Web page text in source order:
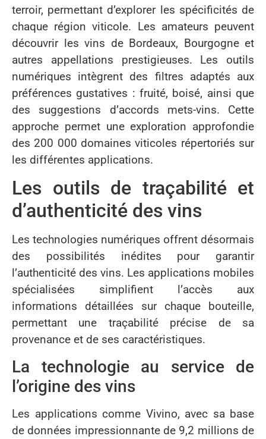
terroir, permettant d’explorer les spécificités de
chaque région viticole. Les amateurs peuvent
découvrir les vins de Bordeaux, Bourgogne et
autres appellations prestigieuses. Les outils
numériques intègrent des filtres adaptés aux
préférences gustatives : fruité, boisé, ainsi que
des suggestions d’accords mets-vins. Cette
approche permet une exploration approfondie
des 200 000 domaines viticoles répertoriés sur
les différentes applications.
Les outils de traçabilité et
d’authenticité des vins
Les technologies numériques offrent désormais
des possibilités inédites pour garantir
l’authenticité des vins. Les applications mobiles
spécialisées simplifient l’accès aux
informations détaillées sur chaque bouteille,
permettant une traçabilité précise de sa
provenance et de ses caractéristiques.
La technologie au service de
l’origine des vins
Les applications comme Vivino, avec sa base
de données impressionnante de 9,2 millions de